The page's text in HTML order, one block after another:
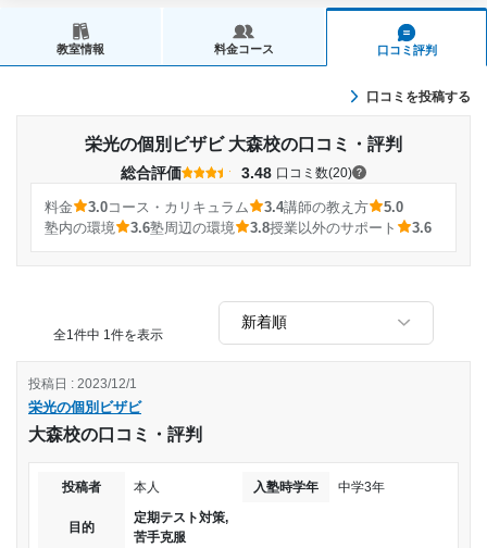
教室情報 料金コース 口コミ評判
口コミを投稿する
栄光の個別ビザビ 大森校の口コミ・評判
総合評価 3.48 口コミ数(20)
料金 3.0コース・カリキュラム 3.4講師の教え方
5.0
塾内の環境
3.6塾周辺の環境 3.8授業以外のサポート 3.6
全1件中 1件を表示
栄光の個別ビザビ
大森校の口コミ・評判
投稿日 : 2023/12/1
投稿者 本人 入塾時学年 中学3年
目的
定期テスト対策,
苦手克服